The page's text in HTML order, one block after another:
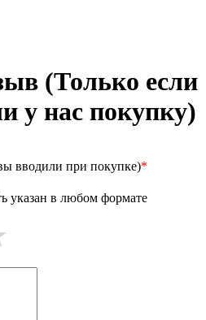
(Только если
у нас покупку)
вводили при покупке)*
указан в любом формате